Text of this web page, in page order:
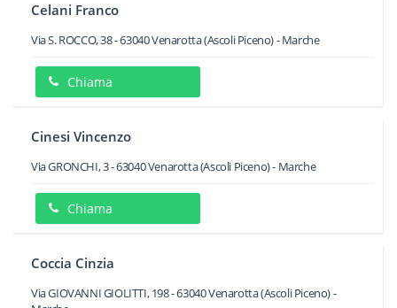
Celani Franco
Via S. ROCCO, 38-63040Venarotta(Ascoli Piceno) -Marche
Chiama
Cinesi Vincenzo
Via GRONCHI, 3-63040Venarotta(Ascoli Piceno) - Marche
Chiama
Coccia Cinzia
Via GIOVANNI GIOLITTI, 198-63040Venarotta(Ascoli Piceno) -